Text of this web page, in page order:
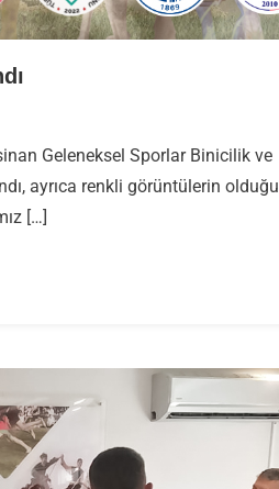
Geleneksel Sporlar Binicilik ve
ayrıca renkli görüntülerin olduğu
[…]